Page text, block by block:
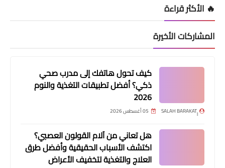
🔥 الأكثر قراءة
المشاركات الأخيرة
كيف تحول هاتفك إلى مدرب صحي
ذكي؟ أفضل تطبيقات التغذية والنوم
2026
05 أغسطس 2026
هل تعاني من آلام القولون العصبي؟
اكتشف الأسباب الحقيقية وأفضل طرق
العلاج والتغذية لتخفيف الأعراض